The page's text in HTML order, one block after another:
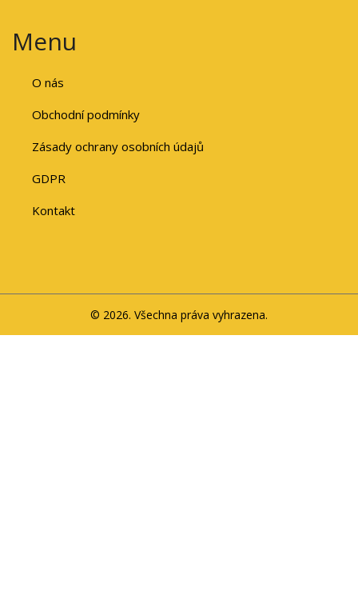
Menu
O nás
Obchodní podmínky
Zásady ochrany osobních údajů
GDPR
Kontakt
© 2026. Všechna práva vyhrazena.